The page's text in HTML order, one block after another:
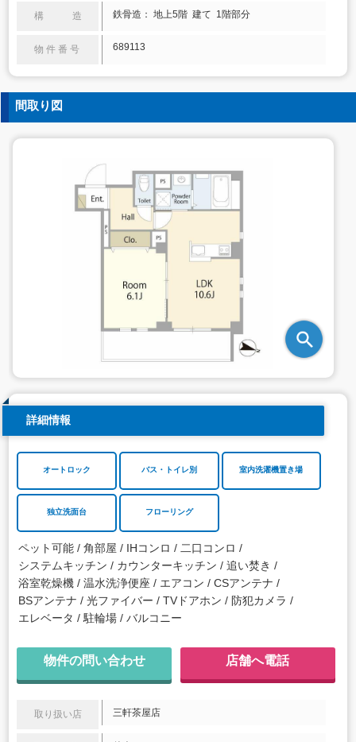
構 造 鉄骨造： 地上5階 建て 1階部分
物件番号 689113
間取り図
詳細情報
オートロック バス・トイレ別 室内洗濯機置き場
独立洗面台 フローリング
ペット可能 角部屋 IHコンロ
二口コンロ
システムキッチン
カウンターキッチン
追い焚き
浴室乾燥機
温水洗浄便座 エアコン
CSアンテナ
BSアンテナ
光ファイバー TVドアホン
防犯カメラ
エレベータ
駐輪場 バルコニー
物件の問い合わせ 店舗へ電話
取り扱い店 三軒茶屋店